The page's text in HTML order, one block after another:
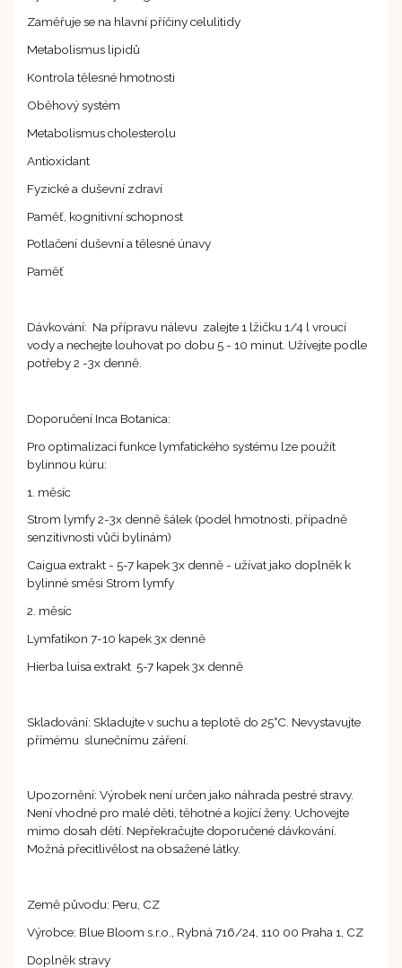
Zaměřuje se na hlavní příčiny celulitidy
Metabolismus lipidů
Kontrola tělesné hmotnosti
Oběhový systém
Metabolismus cholesterolu
Antioxidant
Fyzické a duševní zdraví
Paměť, kognitivní schopnost
Potlačení duševní a tělesné únavy
Paměť
Dávkování: Na přípravu nálevu zalejte 1 lžičku 1/4 l vroucí
vody a nechejte louhovat po dobu 5 - 10 minut. Užívejte podle
potřeby 2 -3x denně.
Doporučení Inca Botanica:
Pro optimalizaci funkce lymfatického systému lze použít
bylinnou kúru:
1. měsíc
Strom lymfy 2-3x denně šálek (podel hmotnosti, případně
senzitivnosti vůči bylinám)
Caigua extrakt - 5-7 kapek 3x denně - užívat jako doplněk k
bylinné směsi Strom lymfy
2. měsíc
Lymfatikon 7-10 kapek 3x denně
Hierba luisa extrakt 5-7 kapek 3x denně
Skladování: Skladujte v suchu a teplotě do 25°C. Nevystavujte
přímému slunečnímu záření.
Upozornění: Výrobek není určen jako náhrada pestré stravy.
Není vhodné pro malé děti, těhotné a kojící ženy. Uchovejte
mimo dosah dětí. Nepřekračujte doporučené dávkování.
Možná přecitlivělost na obsažené látky.
Země původu: Peru, CZ
Výrobce: Blue Bloom s.r.o., Rybná 716/24, 110 00 Praha 1, CZ
Doplněk stravy